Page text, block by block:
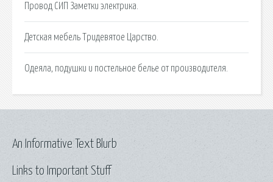
Провод СИП Заметки электрика.
Детская мебель Тридевятое Царство.
Одеяла, подушки и постельное белье от производителя.
Links to Important Stuff
An Informative Text Blurb